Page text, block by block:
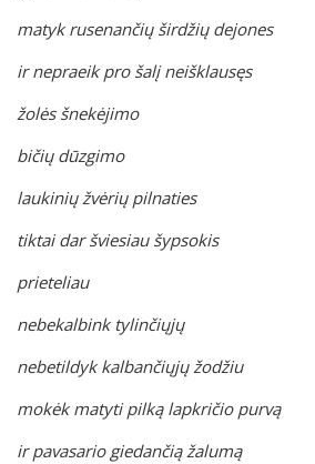
matyk rusenančių širdžių dejones
ir nepraeik pro šalį neišklausęs
žolės šnekėjimo
bičių dūzgimo
laukinių žvėrių pilnaties
tiktai dar šviesiau šypsokis
prieteliau
nebekalbink tylinčiųjų
nebetildyk kalbančiųjų žodžiu
mokėk matyti pilką lapkričio purvą
ir pavasario giedančią žalumą